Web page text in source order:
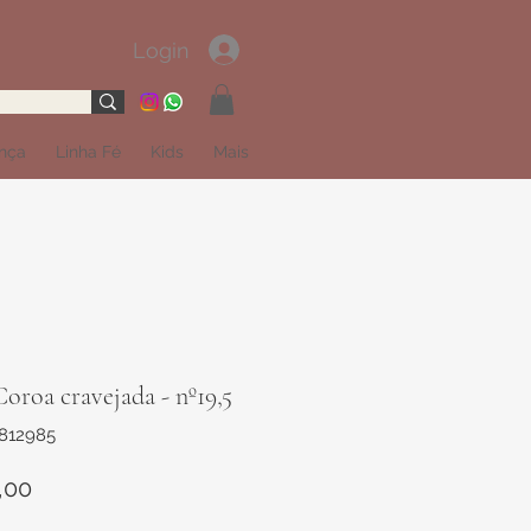
Login
Linha Fé Kids Mais
cravejada - nº19,5